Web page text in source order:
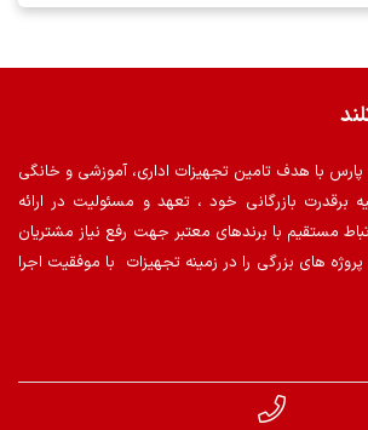
با هدف تامین تجهیزات اداری، آموزشی و خانگی
برقدرت بازرگانی خود ، تعهد و مسئولیت در ارائه
مستقیم با برندهای معتبر جهت رفع نیاز مشتریان
های بزرگی را در زمینه تجهیزات با موفقیت اجرا